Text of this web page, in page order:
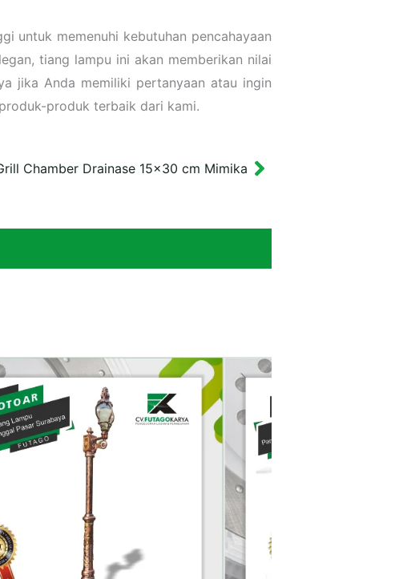
untuk memenuhi kebutuhan pencahayaan
tiang lampu ini akan memberikan nilai
jika Anda memiliki pertanyaan atau ingin
produk terbaik dari kami.
Chamber Drainase 15×30 cm Mimika Next